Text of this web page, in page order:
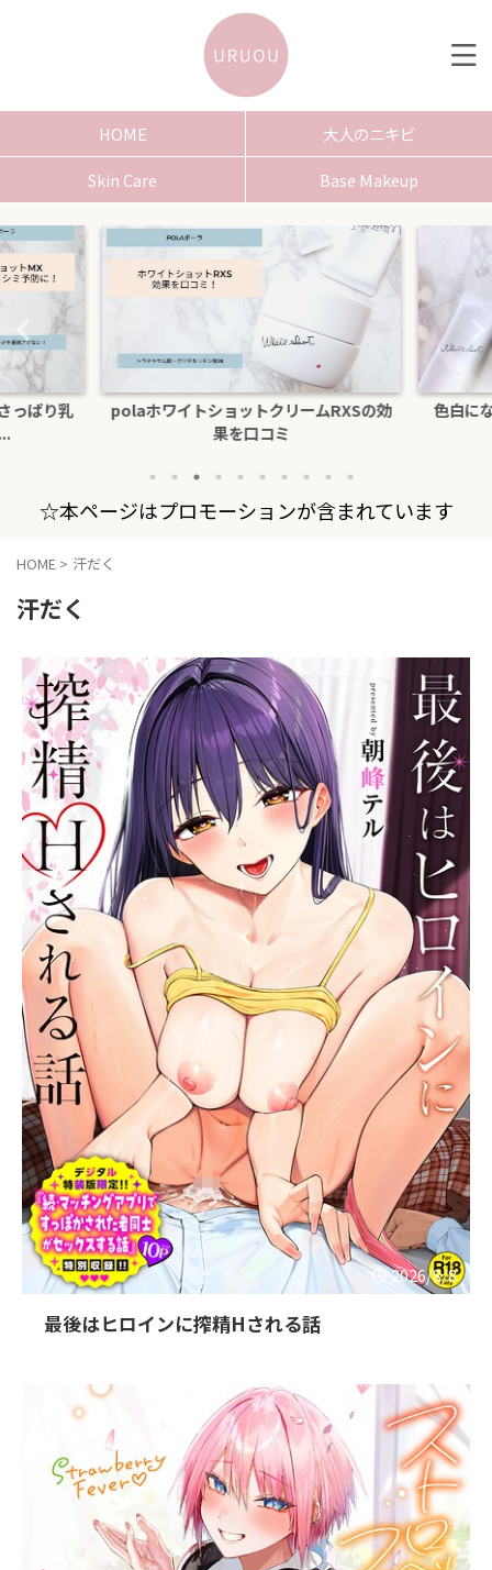
HOME
大人のニキビ
Skin Care
Base Makeup
RXSの効
色白になりたい！30代以上にpolaホワ
イトショットl...
【比較
☆本ページはプロモーションが含まれています
HOME > 汗だく
汗だく
2026/8/8
最後はヒロインに搾精Hされる話